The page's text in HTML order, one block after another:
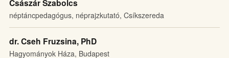
Császár Szabolcs
néptáncpedagógus, néprajzkutató, Csíkszereda
dr. Cseh Fruzsina, PhD
Hagyományok Háza, Budapest